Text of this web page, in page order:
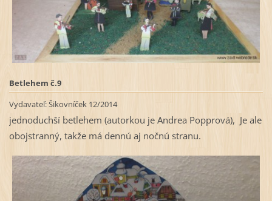
Betlehem č.9
Vydavateľ:Šikovníček 12/2014
jednoduchší betlehem (autorkou je Andrea Popprová), Je ale
obojstranný, takže má dennú aj nočnú stranu.